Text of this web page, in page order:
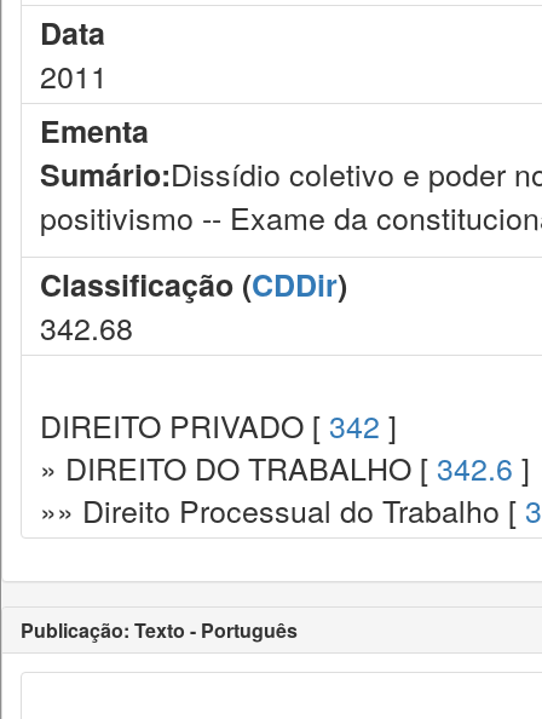
Data
2011
Ementa
Sumário:Dissídio coletivo e poder
positivismo -- Exame da
Classificação (CDDir)
342.68
DIREITO PRIVADO [ 342 ]
» DIREITO DO TRABALHO [ 342.6 ]
»» Direito Processual do Trabalho [
Publicação: Texto - Português